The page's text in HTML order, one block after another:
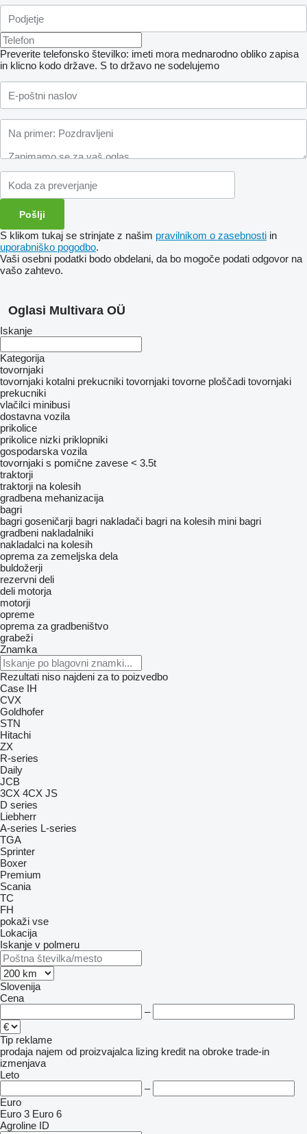
Preverite telefonsko številko: imeti mora mednarodno obliko zapisa
in klicno kodo države. S to državo ne sodelujemo
S klikom tukaj se strinjate z našim pravilnikom o zasebnosti in
uporabniško pogodbo.
Vaši osebni podatki bodo obdelani, da bo mogoče podati odgovor na
vašo zahtevo.
Oglasi Multivara OÜ
Iskanje
Kategorija
tovornjaki
tovornjaki kotalni prekucniki tovornjaki tovorne ploščadi tovornjaki
prekucniki
vlačilci minibusi
dostavna vozila
prikolice
prikolice nizki priklopniki
gospodarska vozila
tovornjaki s pomične zavese < 3.5t
traktorji
traktorji na kolesih
gradbena mehanizacija
bagri
bagri goseničarji bagri nakladači bagri na kolesih mini bagri
gradbeni nakladalniki
nakladalci na kolesih
oprema za zemeljska dela
buldožerji
rezervni deli
deli motorja
motorji
opreme
oprema za gradbeništvo
grabeži
Znamka
Rezultati niso najdeni za to poizvedbo
Case IH
CVX
Goldhofer
STN
Hitachi
ZX
R-series
Daily
JCB
3CX 4CX JS
D series
Liebherr
A-series L-series
TGA
Sprinter
Boxer
Premium
Scania
TC
FH
pokaži vse
Lokacija
Iskanje v polmeru
Slovenija
Cena
–
Tip reklame
prodaja najem od proizvajalca lizing kredit na obroke trade-in
izmenjava
Leto
–
Euro
Euro 3 Euro 6
Agroline ID